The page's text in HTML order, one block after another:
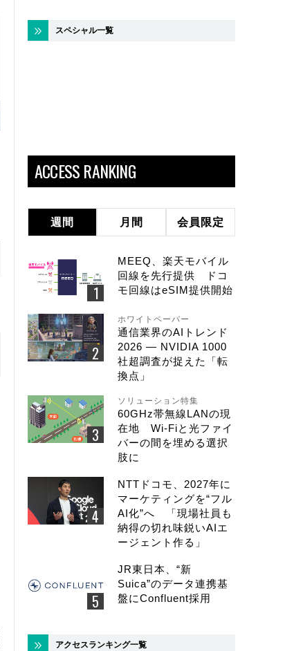
スペシャル一覧
ACCESS RANKING
週間 月間 会員限定
MEEQ、楽天モバイル
回線を先行提供 ドコ
モ回線はeSIM提供開始
ホワイトペーパー
通信業界のAIトレンド
2026 ― NVIDIA 1000
社超調査が捉えた「転
換点」
ソリューション特集
60GHz帯無線LANの現
在地 Wi-Fiと光ファイ
バーの間を埋める選択
肢に
NTTドコモ、2027年に
マーケティングを“フル
AI化”へ 「現場社員も
納得の切れ味鋭いAIエ
ージェント作る」
JR東日本、“新
Suica”のデータ連携基
盤にConfluent採用
アクセスランキング一覧